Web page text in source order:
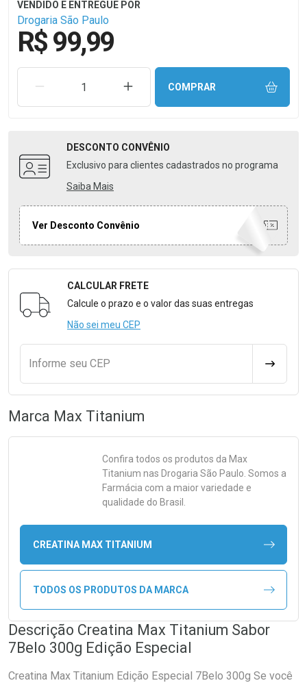
Drogaria São Paulo
R$ 99,99
REMOVER UMA UNIDADEAUMENTAR UMA UNIDADE
COMPRAR
DESCONTO CONVÊNIO
Exclusivo para clientes cadastrados no programa
Saiba Mais
Ver Desconto Convênio
Formulário para Calcular o Frete
CALCULAR FRETE
Calcule o prazo e o valor das suas entregas
Não sei meu CEP
Informe seu CEP
Marca Max Titanium
Confira todos os produtos da Max
Titanium nas Drogaria São Paulo. Somos a
Farmácia com a maior variedade e
qualidade do Brasil.
CREATINA MAX TITANIUM
TODOS OS PRODUTOS DA MARCA
Descrição Creatina Max Titanium Sabor
7Belo 300g Edição Especial
Creatina Max Titanium Edição Especial 7Belo 300g Se você